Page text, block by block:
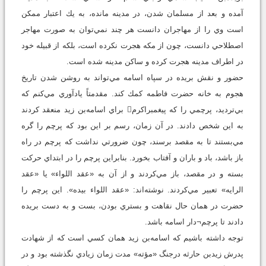
آمده و بعد از مسلمان شدن، در مدينه مانده، به يك اعتبار ممكن
است وي را از مهاجران دانست هر چند نمي‌توان به صورت مهاجر
اصطلاحي دانست، چون از مكه هجرت نكرده است، بلكه از قبيله خود
در اطراف مدينه هجرت كرده و ساكن مدينه شده است.
حضور و نقش بريده در سپاه اسامه مي‌تواند به روشن شدن تاريخ
هجوم به خانه حضرت فاطمه كمك كند. مقدمتاً يادآوري مي‌كنم كه
بي‌ترديد، پرچمي را كه پيغمبراكرم براي اسامه‌بن زيد منعقد كردند
به اين شخص دادند. در آن زمان، رسم بر اين بود كه پرچم را گره
مي‌بستند تا به مقصد برسند، چون ضرورتي نداشت كه پرچم در راه
باز باشد، باد و باران و آفتاب بخورد. بنابراين پرچم را در ابتداي حركت
بسته و در مقصد، باز مي‌كردند و از آن به «عقد اللواء» يا «عقد
الرايه» تعبير مي‌كردند. نوشته‌اند: ‌«عقد اللواء بيده». اين پرچم را
حضرت در همان حال نقاهت و بستري بودن، بست و به دست بريده
دادند تا پرچم¬دار اسامه باشد.
توجه داشته باشيم كه اسامه‌بن زيد همان كسي است كه از شهادت
پدرش زيد‌بن حارثه درجنگ «مؤته» مدت زمان زيادي نگذشته بود و در